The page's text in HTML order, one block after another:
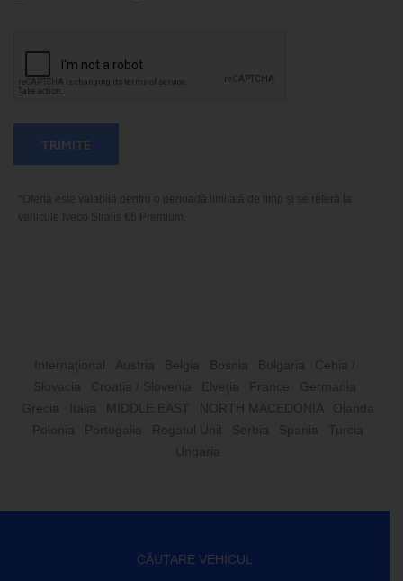
TRIMITE
*Oferta este valabilă pentru o perioadă limitată de timp şi se referă la
vehicule Iveco Stralis €6 Premium.
Internaţional Austria Belgia Bosnia Bulgaria
Cehia /
Slovacia
Croația / Slovenia Elveţia France
Germania
Grecia
Italia MIDDLE EAST NORTH MACEDONIA
Olanda
Polonia
Portugalia Regatul Unit Serbia Spania
Turcia
Ungaria
CĂUTARE VEHICUL